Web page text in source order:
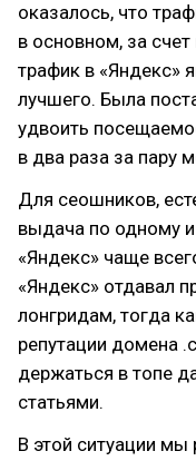
оказалось, что
в основном, за
трафик в «Яндекс»
лучшего. Была
удвоить
в два раза за пару
Для сеошников,
выдача по одному
«Яндекс» чаще
«Яндекс» отдавал
лонгридам, тогда
репутации домена
держаться в топе
статьями.
В этой ситуации мы